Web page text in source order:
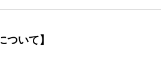
ついて】